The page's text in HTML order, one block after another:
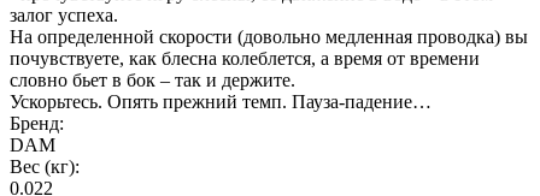
залог успеха.
На определенной скорости (довольно медленная проводка) вы
почувствуете, как блесна колеблется, а время от времени
словно бьет в бок – так и держите.
Ускорьтесь. Опять прежний темп. Пауза-падение…
Бренд:
DAM
Вес (кг):
0.022